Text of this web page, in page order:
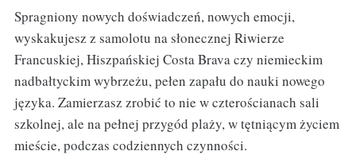
Spragniony nowych doświadczeń, nowych emocji,
wyskakujesz z samolotu na słonecznej Riwierze
Francuskiej, Hiszpańskiej Costa Brava czy niemieckim
nadbałtyckim wybrzeżu, pełen zapału do nauki nowego
języka. Zamierzasz zrobić to nie w czterościanach sali
szkolnej, ale na pełnej przygód plaży, w tętniącym życiem
mieście, podczas codziennych czynności.